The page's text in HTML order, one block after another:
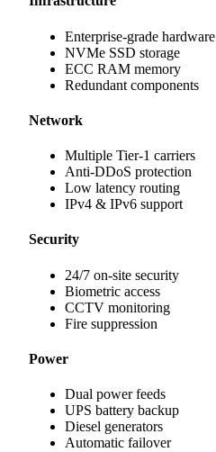
Enterprise-grade hardware
NVMe SSD storage
ECC RAM memory
Redundant components
Network
Multiple Tier-1 carriers
Anti-DDoS protection
Low latency routing
IPv4 & IPv6 support
Security
24/7 on-site security
Biometric access
CCTV monitoring
Fire suppression
Power
Dual power feeds
UPS battery backup
Diesel generators
Automatic failover